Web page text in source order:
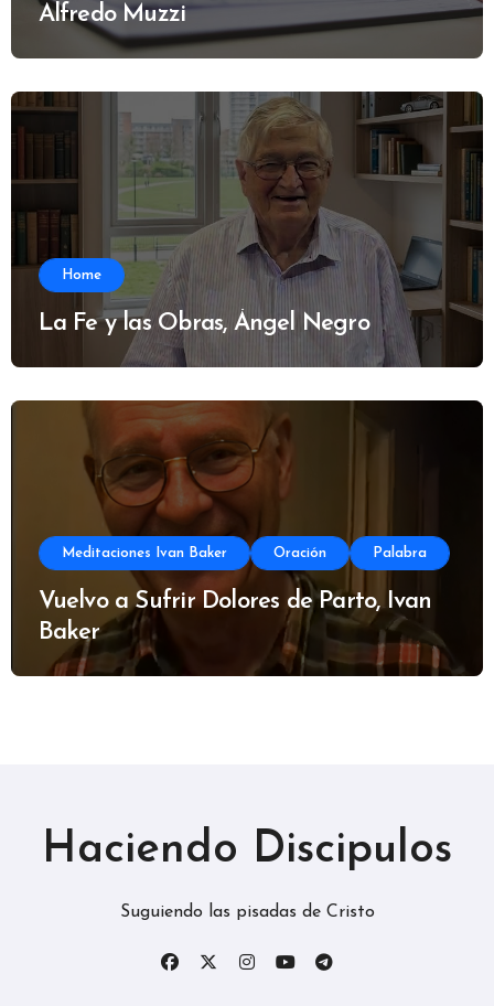
Alfredo Muzzi
Home
La Fe y las Obras, Ángel Negro
Meditaciones Ivan Baker Oración Palabra
Vuelvo a Sufrir Dolores de Parto, Ivan
Baker
Haciendo Discipulos
Suguiendo las pisadas de Cristo